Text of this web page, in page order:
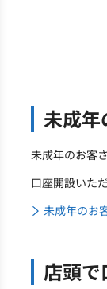
未成年
未成年のお客
口座開設いた
未成年のお
店頭